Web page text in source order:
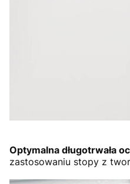
Optymalna długotrwała
zastosowaniu stopy z